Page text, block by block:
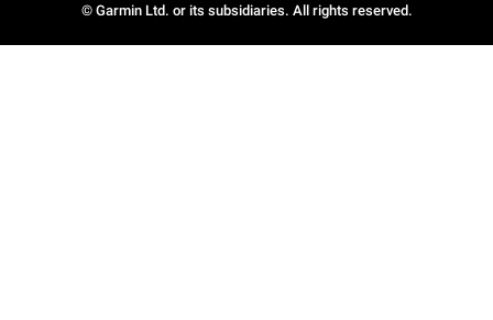
© Garmin Ltd. or its subsidiaries. All rights reserved.